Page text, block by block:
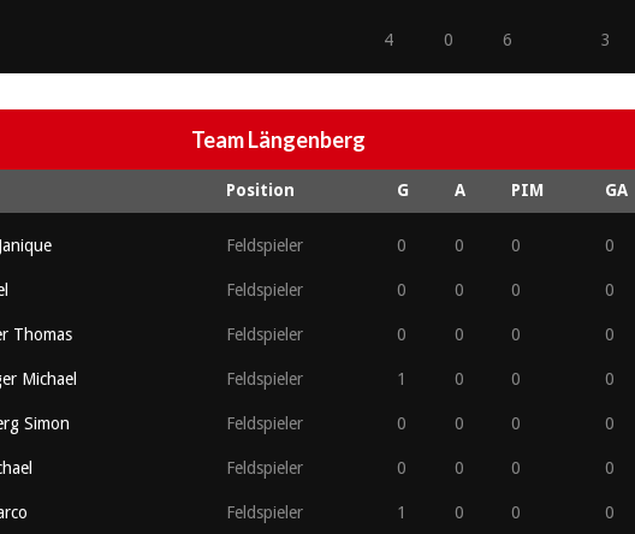
4 0 6 3
Team Längenberg
Position G A PIM GA
Feldspieler 0 0 0 0
Feldspieler 0 0 0 0
Thomas Feldspieler 0 0 0 0
Michael Feldspieler 1 0 0 0
Simon Feldspieler 0 0 0 0
Feldspieler 0 0 0 0
Feldspieler 1 0 0 0